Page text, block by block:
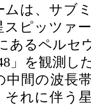
ムは、サブ
スピッツァ
あるペルセ
」を観測し
中間の波長
それに伴う